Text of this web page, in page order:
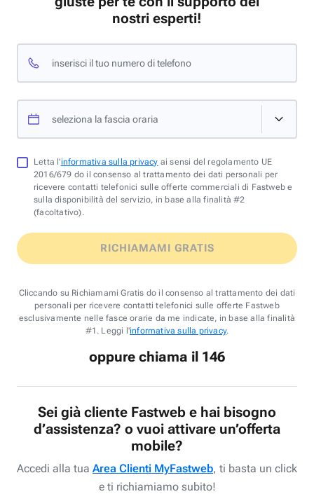
nostri esperti!
inserisci il tuo numero di telefono
seleziona la fascia oraria
Letta l'informativa sulla privacy ai sensi del regolamento UE
2016/679 do il consenso al trattamento dei dati personali per
ricevere contatti telefonici sulle offerte commerciali di Fastweb e
sulla disponibilità del servizio, in base alla finalità #2
(facoltativo).
RICHIAMAMI GRATIS
Cliccando su Richiamami Gratis do il consenso al trattamento dei dati
personali per ricevere contatti telefonici sulle offerte Fastweb
esclusivamente nelle fasce orarie da me indicate, in base alla finalità
#1. Leggi l'informativa sulla privacy.
oppure chiama il 146
Sei già cliente Fastweb e hai bisogno
d’assistenza? o vuoi attivare un’offerta
mobile?
Accedi alla tua Area Clienti MyFastweb, ti basta un click
e ti richiamiamo subito!